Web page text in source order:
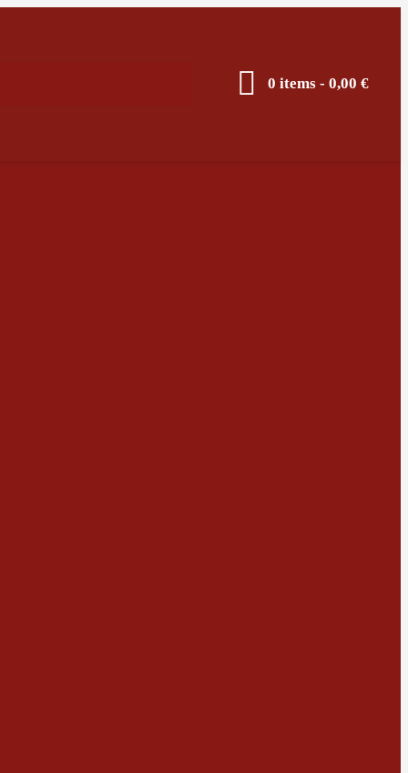
0 items- 0,00 €